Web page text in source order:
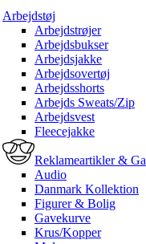
Arbejdstøj
Arbejdstrøjer
Arbejdsbukser
Arbejdsjakke
Arbejdsovertøj
Arbejdsshorts
Arbejds Sweats/Zip
Arbejdsvest
Fleecejakke
Reklameartikler &
Audio
Danmark Kollektion
Figurer & Bolig
Gavekurve
Krus/Kopper